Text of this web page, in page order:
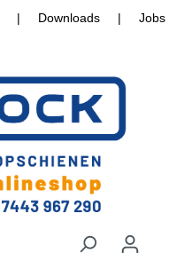
| Downloads | Jobs